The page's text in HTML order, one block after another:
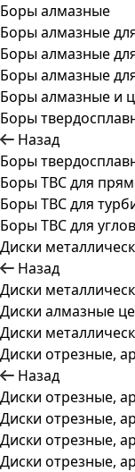
Боры алмазные
Боры алмазные
Боры алмазные
Боры алмазные
Боры алмазные и
Боры
Назад
Боры
Боры ТВС для
Боры ТВС для
Боры ТВС для
Диски
Назад
Диски
Диски алмазные
Диски
Диски отрезные,
Назад
Диски отрезные,
Диски отрезные,
Диски отрезные,
Диски отрезные,